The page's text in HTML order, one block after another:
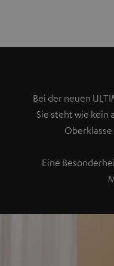
Bei der neuen
Sie steht wie kein
Eine